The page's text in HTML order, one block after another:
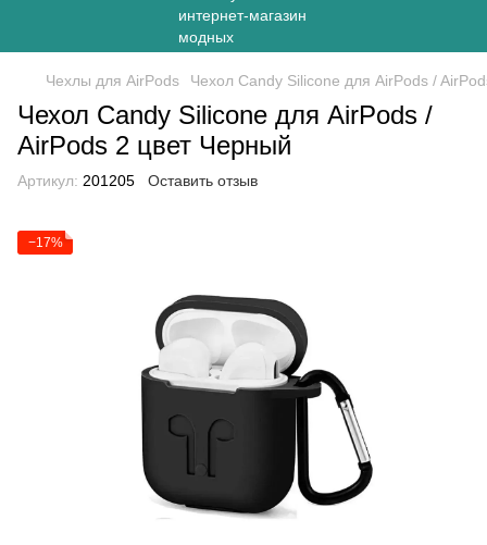
Чехлы для AirPods Чехол Candy Silicone для AirPods /
Чехол Candy Silicone для AirPods /
AirPods 2 цвет Черный
Артикул: 201205 Оставить отзыв
−17%